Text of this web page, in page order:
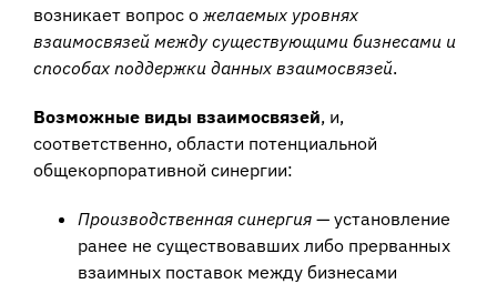
возникает вопрос о желаемых уровнях
взаимосвязей между существующими бизнесами и
способах поддержки данных взаимосвязей.
Возможные виды взаимосвязей, и,
соответственно, области потенциальной
общекорпоративной синергии:
Производственная синергия — установление
ранее не существовавших либо прерванных
взаимных поставок между бизнесами